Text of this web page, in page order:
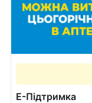
Е-Підтримка